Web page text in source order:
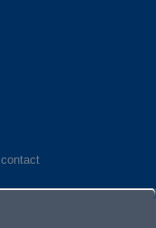
contact